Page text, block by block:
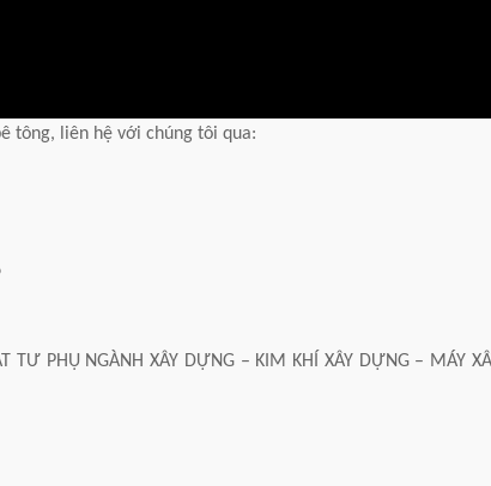
tông, liên hệ với chúng tôi qua:
TƯ PHỤ NGÀNH XÂY DỰNG – KIM KHÍ XÂY DỰNG – MÁY